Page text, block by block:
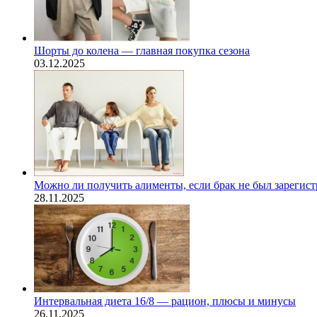
Шорты до колена — главная покупка сезона
03.12.2025
Можно ли получить алименты, если брак не был
28.11.2025
Интервальная диета 16/8 — рацион, плюсы и минусы
26.11.2025